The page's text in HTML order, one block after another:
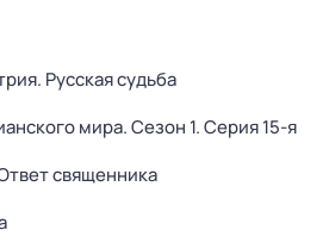
Русская судьба
мира. Сезон 1. Серия 15-я
священника